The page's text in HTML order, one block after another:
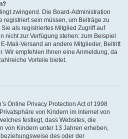
zwingend. Die Board-Administration
registriert sein müssen, um Beiträge zu
als registriertes Mitglied Zugriff auf
nicht zur Verfügung stehen: zum Beispiel
Mail-Versand an andere Mitglieder, Beitritt
Wir empfehlen Ihnen eine Anmeldung, da
Vorteile bietet.
Online Privacy Protection Act of 1998
von Kindern im Internet von
festlegt, dass Websites, die
von Kindern unter 13 Jahren erheben,
des oder der